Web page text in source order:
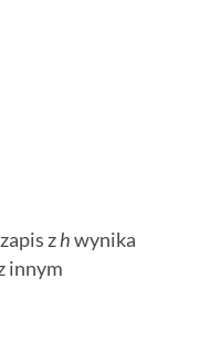
zhwynika
innym